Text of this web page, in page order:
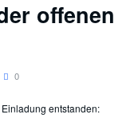
offenen
0
entstanden: